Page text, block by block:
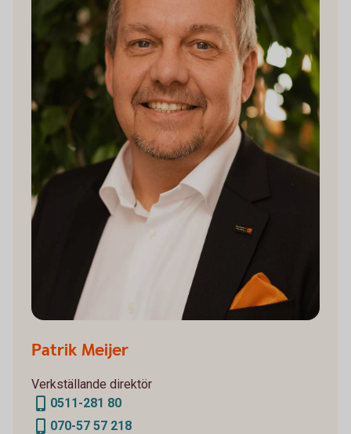
Patrik Meijer
Verkställande direktör
0511-281 80
070-57 57 218